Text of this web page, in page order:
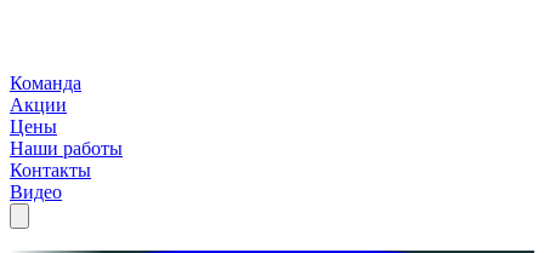
Команда
Акции
Цены
Наши работы
Контакты
Видео